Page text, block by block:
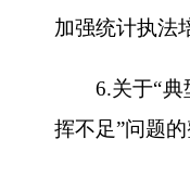
加强统计执法
6.关于“
挥不足”问题